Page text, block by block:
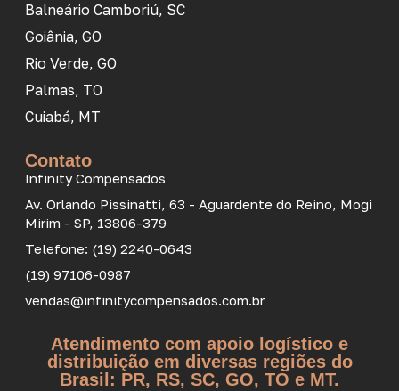
Balneário Camboriú, SC
Goiânia, GO
Rio Verde, GO
Palmas, TO
Cuiabá, MT
Contato
Infinity Compensados
Av. Orlando Pissinatti, 63 - Aguardente do Reino, Mogi
Mirim - SP, 13806-379
Telefone: (19) 2240-0643
(19) 97106-0987
vendas@infinitycompensados.com.br
Atendimento com apoio logístico e
distribuição em diversas regiões do
Brasil: PR, RS, SC, GO, TO e MT.